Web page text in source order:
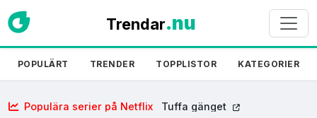
Trendar.nu
POPULÄRT TRENDER TOPPLISTOR KATEGORIER
Populära serier på Netflix Tuffa gänget